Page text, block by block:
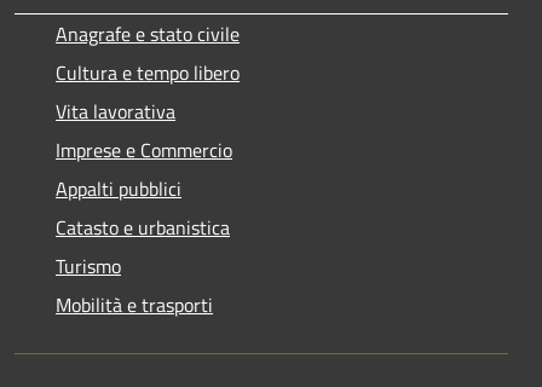
Anagrafe e stato civile
Cultura e tempo libero
Vita lavorativa
Imprese e Commercio
Appalti pubblici
Catasto e urbanistica
Turismo
Mobilità e trasporti